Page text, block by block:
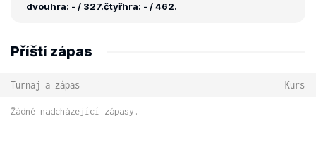
dvouhra: - / 327.čtyřhra: - / 462.
Příští zápas
Turnaj a zápas Kurs
Žádné nadcházející zápasy.